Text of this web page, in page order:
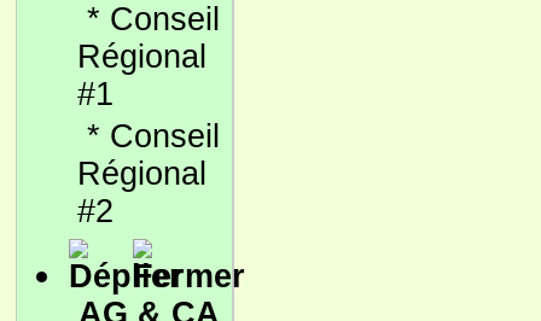
* Conseil
Régional
#1
* Conseil
Régional
#2
AG & CA